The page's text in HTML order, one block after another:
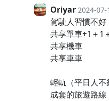
Oriyar 2024-07-
駕駛人習慣不好
共享單車+1＋1
共享機車
共享車車
輕軌（平日人不
成套的旅遊路線